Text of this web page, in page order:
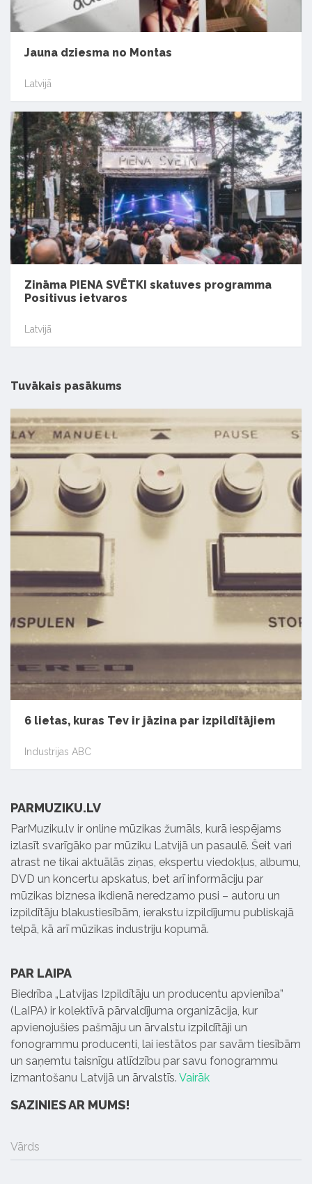
Jauna dziesma no Montas
Latvijā
Zināma PIENA SVĒTKI skatuves programma
Positivus ietvaros
Latvijā
Tuvākais pasākums
6 lietas, kuras Tev ir jāzina par izpildītājiem
Industrijas ABC
PARMUZIKU.LV
ParMuziku.lv ir online mūzikas žurnāls, kurā iespējams
izlasīt svarīgāko par mūziku Latvijā un pasaulē. Šeit vari
atrast ne tikai aktuālās ziņas, ekspertu viedokļus, albumu,
DVD un koncertu apskatus, bet arī informāciju par
mūzikas biznesa ikdienā neredzamo pusi – autoru un
izpildītāju blakustiesībām, ierakstu izpildījumu publiskajā
telpā, kā arī mūzikas industriju kopumā.
PAR LAIPA
Biedrība „Latvijas Izpildītāju un producentu apvienība”
(LaIPA) ir kolektīvā pārvaldījuma organizācija, kur
apvienojušies pašmāju un ārvalstu izpildītāji un
fonogrammu producenti, lai iestātos par savām tiesībām
un saņemtu taisnīgu atlīdzību par savu fonogrammu
izmantošanu Latvijā un ārvalstīs. Vairāk
SAZINIES AR MUMS!
Vārds